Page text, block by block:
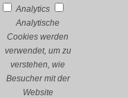
Analytics
Analytische
Cookies werden
verwendet, um zu
verstehen, wie
Besucher mit der
Website